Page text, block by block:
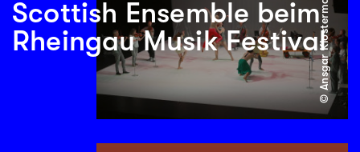
Scottish Ensemble beim
Rheingau Musik Festival
© Ansgar Klostermann